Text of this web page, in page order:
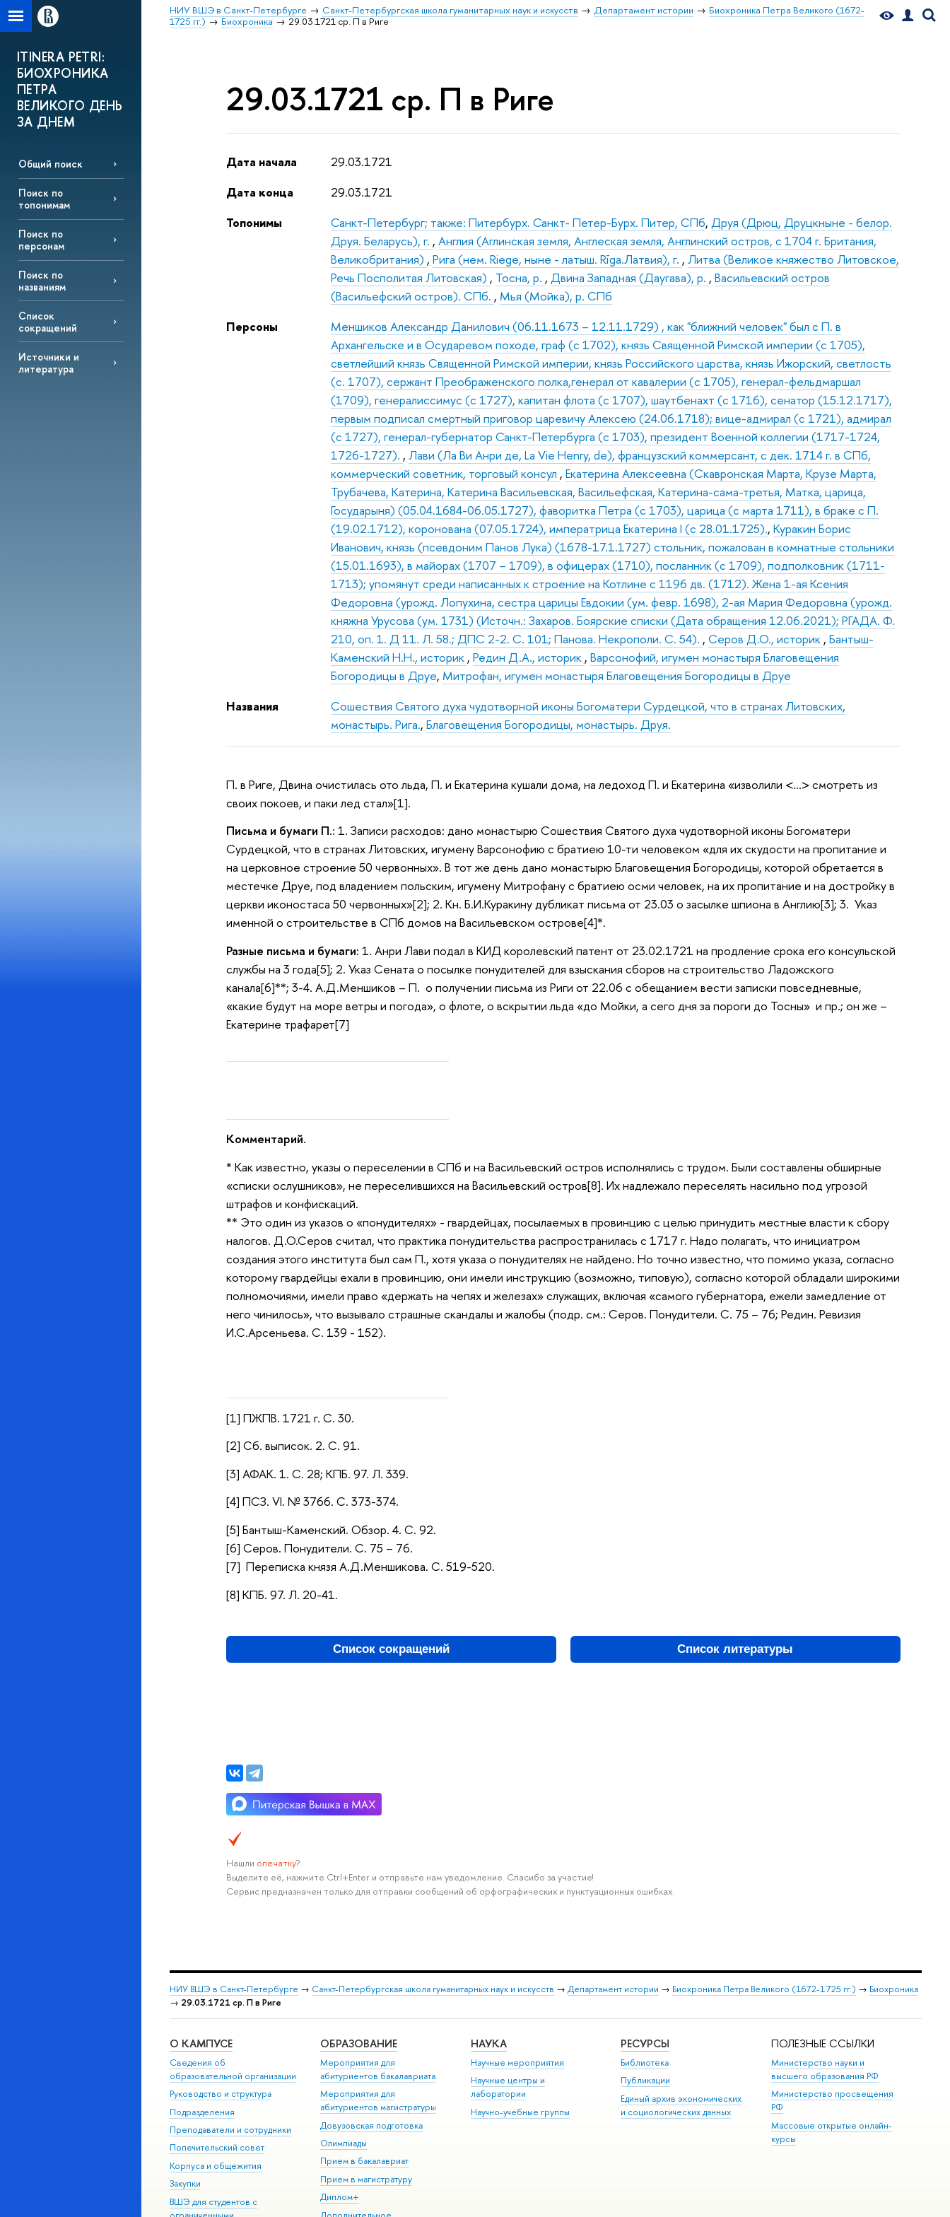
НИУ ВШЭ в Санкт-Петербурге Санкт-Петербургская школа гуманитарных наук и искусств Департамент истории
Биохроника Петра Великого (1672-
1725 гг.)
Биохроника 29.03.1721 ср. П в Риге
ITINERA PETRI:
БИОХРОНИКА
ПЕТРА
ВЕЛИКОГО ДЕНЬ
ЗА ДНЕМ
Общий поиск
Поиск по
топонимам
Поиск по
персонам
Поиск по
названиям
Список
сокращений
Источники и
литература
29.03.1721 ср. П в Риге
Дата начала
29.03.1721
Дата конца
29.03.1721
Топонимы
Санкт-Петербург; также: Питербурх. Санкт- Петер-Бурх. Питер, СПб,Друя (Дрюц, Друцкныне - белор.
Друя. Беларусь), г. ,Англия (Аглинская земля, Англеская земля, Англинский остров, с 1704 г. Британия,
Великобритания) ,Рига (нем. Riege, ныне - латыш. Rīga.Латвия), г. ,Литва (Великое княжество Литовское,
Речь Посполитая Литовская) , Тосна, р. ,Двина Западная (Даугава), р. ,Васильевский остров
(Васильефский остров). СПб. , Мья (Мойка), р. СПб
Персоны
Меншиков Александр Данилович (06.11.1673 – 12.11.1729) , как "ближний человек" был с П. в
Архангельске и в Осударевом походе, граф (с 1702), князь Священной Римской империи (с 1705),
светлейший князь Священной Римской империи, князь Российского царства, князь Ижорский, светлость
(с. 1707), сержант Преображенского полка,генерал от кавалерии (с 1705), генерал-фельдмаршал
(1709), генералиссимус (с 1727), капитан флота (с 1707), шаутбенахт (с 1716), сенатор (15.12.1717),
первым подписал смертный приговор царевичу Алексею (24.06.1718); вице-адмирал (с 1721), адмирал
(с 1727), генерал-губернатор Санкт-Петербурга (с 1703), президент Военной коллегии (1717-1724,
1726-1727). ,Лави (Ла Ви Анри де, La Vie Henry, de), французский коммерсант, с дек. 1714 г. в СПб,
коммерческий советник, торговый консул ,Екатерина Алексеевна (Скавронская Марта, Крузе Марта,
Трубачева, Катерина, Катерина Васильевская, Васильефская, Катерина-сама-третья, Матка, царица,
Государыня) (05.04.1684-06.05.1727), фаворитка Петра (с 1703), царица (с марта 1711), в браке с П.
(19.02.1712), коронована (07.05.1724), императрица Екатерина I (с 28.01.1725).,Куракин Борис
Иванович, князь (псевдоним Панов Лука) (1678-17.1.1727) стольник, пожалован в комнатные стольники
(15.01.1693), в майорах (1707 – 1709), в офицерах (1710), посланник (с 1709), подполковник (1711-
1713); упомянут среди написанных к строение на Котлине с 1196 дв. (1712). Жена 1-ая Ксения
Федоровна (урожд. Лопухина, сестра царицы Евдокии (ум. февр. 1698), 2-ая Мария Федоровна (урожд.
княжна Урусова (ум. 1731) (Источн.: Захаров. Боярские списки (Дата обращения 12.06.2021); РГАДА. Ф.
210, оп. 1. Д 11. Л. 58.; ДПС 2-2. С. 101; Панова. Некрополи. С. 54). ,Серов Д.О., историк ,Бантыш-
Каменский Н.Н., историк ,Редин Д.А., историк ,Варсонофий, игумен монастыря Благовещения
Богородицы в Друе, Митрофан, игумен монастыря Благовещения Богородицы в Друе
Названия
Сошествия Святого духа чудотворной иконы Богоматери Сурдецкой, что в странах Литовских,
монастырь. Рига.,Благовещения Богородицы, монастырь. Друя.
П. в Риге, Двина очистилась ото льда, П. и Екатерина кушали дома, на ледоход П. и Екатерина «изволили <…> смотреть из
своих покоев, и паки лед стал»[1].
Письма и бумаги П.: 1. Записи расходов: дано монастырю Сошествия Святого духа чудотворной иконы Богоматери
Сурдецкой, что в странах Литовских, игумену Варсонофию с братиею 10-ти человеком «для их скудости на пропитание и
на церковное строение 50 червонных». В тот же день дано монастырю Благовещения Богородицы, которой обретается в
местечке Друе, под владением польским, игумену Митрофану с братиею осми человек, на их пропитание и на достройку в
церкви иконостаса 50 червонных»[2]; 2. Кн. Б.И.Куракину дубликат письма от 23.03 о засылке шпиона в Англию[3]; 3. Указ
именной о строительстве в СПб домов на Васильевском острове[4]*.
Разные письма и бумаги: 1. Анри Лави подал в КИД королевский патент от 23.02.1721 на продление срока его консульской
службы на 3 года[5]; 2. Указ Сената о посылке понудителей для взыскания сборов на строительство Ладожского
канала[6]**; 3-4. А.Д.Меншиков – П. о получении письма из Риги от 22.06 с обещанием вести записки повседневные,
«какие будут на море ветры и погода», о флоте, о вскрытии льда «до Мойки, а сего дня за пороги до Тосны» и пр.; он же –
Екатерине трафарет[7]
Комментарий.
* Как известно, указы о переселении в СПб и на Васильевский остров исполнялись с трудом. Были составлены обширные
«списки ослушников», не переселившихся на Васильевский остров[8]. Их надлежало переселять насильно под угрозой
штрафов и конфискаций.
** Это один из указов о «понудителях» - гвардейцах, посылаемых в провинцию с целью принудить местные власти к сбору
налогов. Д.О.Серов считал, что практика понудительства распространилась с 1717 г. Надо полагать, что инициатром
создания этого института был сам П., хотя указа о понудителях не найдено. Но точно известно, что помимо указа, согласно
которому гвардейцы ехали в провинцию, они имели инструкцию (возможно, типовую), согласно которой обладали широкими
полномочиями, имели право «держать на чепях и железах» служащих, включая «самого губернатора, ежели замедление от
него чинилось», что вызывало страшные скандалы и жалобы (подр. см.: Серов. Понудители. С. 75 – 76; Редин. Ревизия
И.С.Арсеньева. С. 139 - 152).
[1] ПЖПВ. 1721 г. С. 30.
[2] Сб. выписок. 2. С. 91.
[3] АФАК. 1. С. 28; КПБ. 97. Л. 339.
[4] ПСЗ. VI. № 3766. С. 373-374.
[5] Бантыш-Каменский. Обзор. 4. С. 92.
[6] Серов. Понудители. С. 75 – 76.
[7] Переписка князя А.Д.Меншикова. С. 519-520.
[8] КПБ. 97. Л. 20-41.
Список сокращений Список литературы
Нашли опечатку?
Выделите её, нажмите Ctrl+Enter и отправьте нам уведомление. Спасибо за участие!
Сервис предназначен только для отправки сообщений об орфографических и пунктуационных ошибках.
НИУ ВШЭ в Санкт-Петербурге → Санкт-Петербургская школа гуманитарных наук и искусств → Департамент истории → Биохроника Петра Великого (1672-1725 гг.) → Биохроника
→ 29.03.1721 ср. П в Риге
О КАМПУСЕ
Сведения об
образовательной организации
Руководство и структура
Подразделения
Преподаватели и сотрудники
Попечительский совет
Корпуса и общежития
Закупки
ВШЭ для студентов с
ОБРАЗОВАНИЕ
Мероприятия для
абитуриентов бакалавриата
Мероприятия для
абитуриентов магистратуры
Довузовская подготовка
Олимпиады
Прием в бакалавриат
Прием в магистратуру
Диплом+
НАУКА
Научные мероприятия
Научные центры и
лаборатории
Научно-учебные группы
РЕСУРСЫ
Библиотека
Публикации
Единый архив экономических
и социологических данных
ПОЛЕЗНЫЕ ССЫЛКИ
Министерство науки и
высшего образования РФ
Министерство просвещения
РФ
Массовые открытые онлайн-
курсы